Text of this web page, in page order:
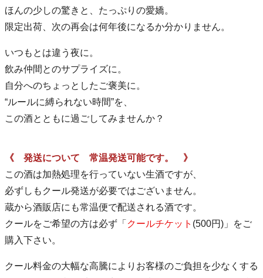
ほんの少しの驚きと、たっぷりの愛嬌。
限定出荷、次の再会は何年後になるか分かりません。
いつもとは違う夜に。
飲み仲間とのサプライズに。
自分へのちょっとしたご褒美に。
“ルールに縛られない時間”を、
この酒とともに過ごしてみませんか？
《 発送について 常温発送可能です。 》
この酒は加熱処理を行っていない生酒ですが、
必ずしもクール発送が必要ではございません。
蔵から酒販店にも常温便で配送される酒です。
クールをご希望の方は必ず「 クールチケット (500円)」をご
購入下さい。
クール料金の大幅な高騰によりお客様のご負担を少なくする